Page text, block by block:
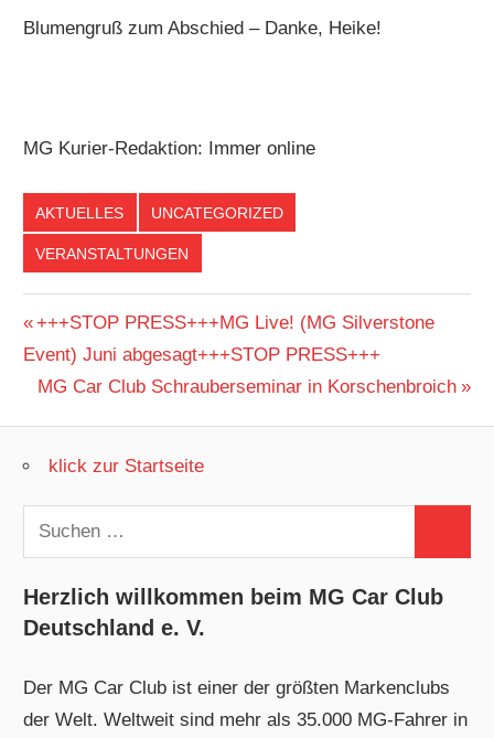
Blumengruß zum Abschied – Danke, Heike!
MG Kurier-Redaktion: Immer online
AKTUELLES UNCATEGORIZED
VERANSTALTUNGEN
Beitragsnavigation
Vorheriger
Beitrag:
+++STOP PRESS+++MG Live! (MG Silverstone
Event) Juni abgesagt+++STOP PRESS+++
Nächster
MG Car Club Schrauberseminar in Korschenbroich
klick zur Startseite
Suchen
nach:
Herzlich willkommen beim MG Car Club
Deutschland e. V.
Der MG Car Club ist einer der größten Markenclubs
der Welt. Weltweit sind mehr als 35.000 MG-Fahrer in